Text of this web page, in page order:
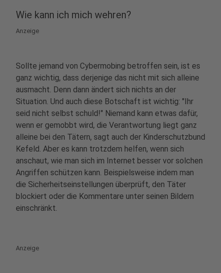
Wie kann ich mich wehren?
Anzeige
Sollte jemand von Cybermobing betroffen sein, ist es
ganz wichtig, dass derjenige das nicht mit sich alleine
ausmacht. Denn dann ändert sich nichts an der
Situation. Und auch diese Botschaft ist wichtig: "Ihr
seid nicht selbst schuld!" Niemand kann etwas dafür,
wenn er gemobbt wird, die Verantwortung liegt ganz
alleine bei den Tätern, sagt auch der Kinderschutzbund
Kefeld. Aber es kann trotzdem helfen, wenn sich
anschaut, wie man sich im Internet besser vor solchen
Angriffen schützen kann. Beispielsweise indem man
die Sicherheitseinstellungen überprüft, den Täter
blockiert oder die Kommentare unter seinen Bildern
einschränkt.
Anzeige